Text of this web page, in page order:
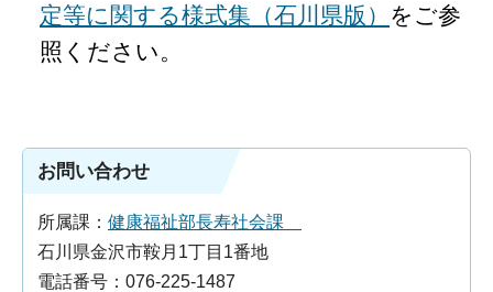
定等に関する様式集（石川県版） をご参
照ください。
お問い合わせ
所属課： 健康福祉部長寿社会課
石川県金沢市鞍月1丁目1番地
電話番号：076-225-1487